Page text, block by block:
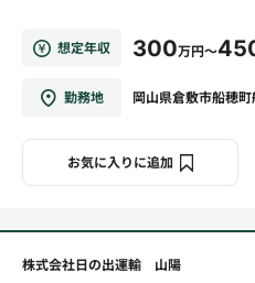
想定年収 300万円～
勤務地 岡山県倉敷市船穂
お気に入りに追加
株式会社日の出運輸 山陽